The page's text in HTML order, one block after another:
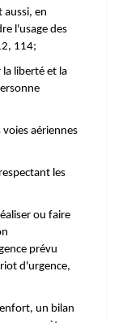
aussi, en
l'usage des
114;
liberté et la
aériennes
les
ou faire
prévu
d'urgence,
un bilan